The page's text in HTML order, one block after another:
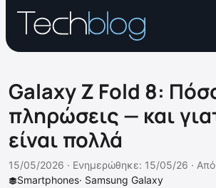
Galaxy Z Fold 8:
πληρώσεις — και
είναι πολλά
Smartphones· Samsung Galaxy
15/05/2026 · Ενημερώθηκε: 15/05/26 · Από